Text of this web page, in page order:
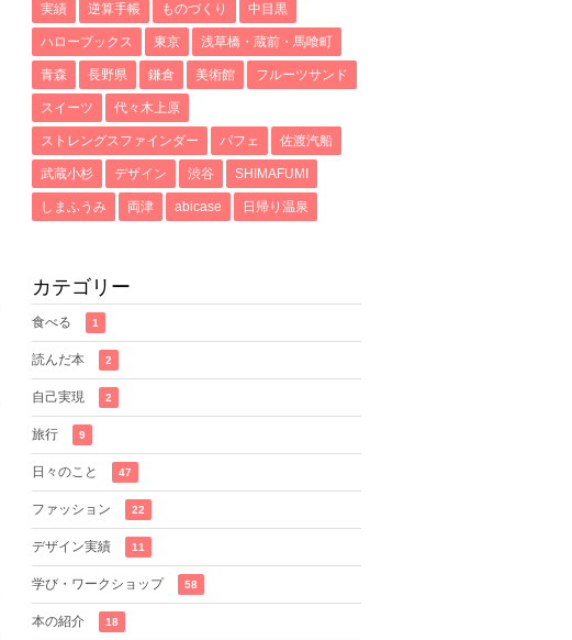
実績 逆算手帳 ものづくり 中目黒
ハローブックス 東京 浅草橋・蔵前・馬喰町
青森 長野県 鎌倉 美術館 フルーツサンド
スイーツ 代々木上原
ストレングスファインダー パフェ 佐渡汽船
武蔵小杉 デザイン 渋谷 SHIMAFUMI
しまふうみ 両津 abicase 日帰り温泉
カテゴリー
食べる 1
読んだ本 2
自己実現 2
旅行 9
日々のこと 47
ファッション 22
デザイン実績 11
学び・ワークショップ 58
本の紹介 18